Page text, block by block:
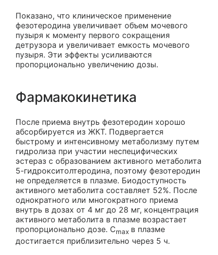
Показано, что клиническое применение
фезотеродина увеличивает объем мочевого
пузыря к моменту первого сокращения
детрузора и увеличивает емкость мочевого
пузыря. Эти эффекты усиливаются
пропорционально увеличению дозы.
Фармакокинетика
После приема внутрь фезотеродин хорошо
абсорбируется из ЖКТ. Подвергается
быстрому и интенсивному метаболизму путем
гидролиза при участии неспецифических
эстераз с образованием активного метаболита
5-гидрокситолтеродина, поэтому фезотеродин
не определяется в плазме. Биодоступность
активного метаболита составляет 52%. После
однократного или многократного приема
внутрь в дозах от 4 мг до 28 мг, концентрация
активного метаболита в плазме возрастает
пропорционально дозе. Cmax в плазме
достигается приблизительно через 5 ч.